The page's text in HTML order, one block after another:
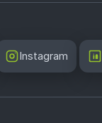
Instagram